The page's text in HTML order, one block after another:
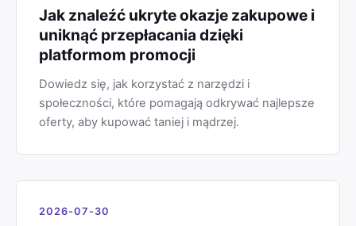
Jak znaleźć ukryte okazje zakupowe i
uniknąć przepłacania dzięki
platformom promocji
Dowiedz się, jak korzystać z narzędzi i
społeczności, które pomagają odkrywać najlepsze
oferty, aby kupować taniej i mądrzej.
2026-07-30